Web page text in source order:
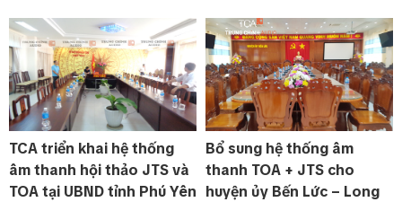
TCA triển khai hệ thống
âm thanh hội thảo JTS và
TOA tại UBND tỉnh Phú Yên
Bổ sung hệ thống âm
thanh TOA + JTS cho
huyện ủy Bến Lức – Long